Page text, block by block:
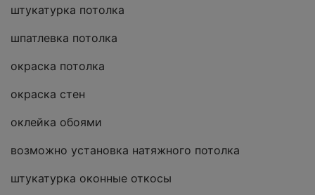
штукатурка потолка
шпатлевка потолка
окраска потолка
окраска стен
оклейка обоями
возможно установка натяжного потолка
штукатурка оконные откосы